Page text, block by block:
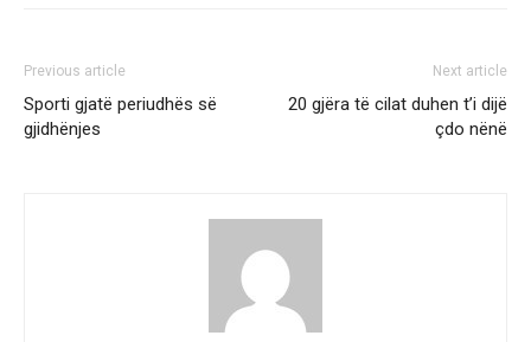
Previous article
Sporti gjatë periudhës së
gjidhënjes
Next article
20 gjëra të cilat duhen t’i dijë
çdo nënë